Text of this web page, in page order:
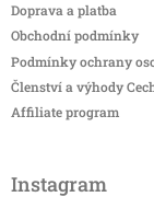
Doprava a platba
Obchodní podmínky
Podmínky ochrany
Členství a výhody
Affiliate program
Instagram